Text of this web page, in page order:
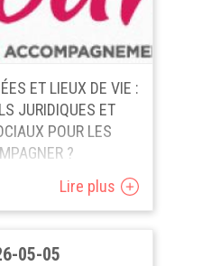
ET LIEUX DE VIE :
JURIDIQUES ET
POUR LES
?
? Vous êtes un
Lire plus
05-05